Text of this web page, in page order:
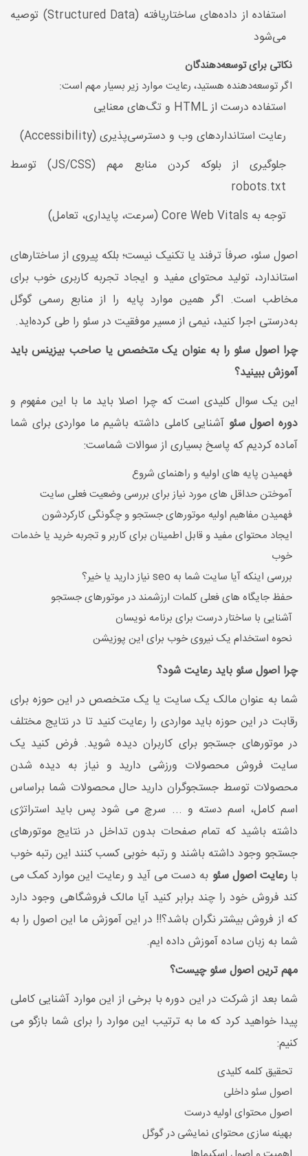
استفاده از داده‌های ساختاریافته (Structured Data) توصیه
می‌شود
نکاتی برای توسعه‌دهندگان
اگر توسعه‌دهنده هستید، رعایت موارد زیر بسیار مهم است:
استفاده درست از HTML و تگ‌های معنایی
رعایت استانداردهای وب و دسترسی‌پذیری (Accessibility)
جلوگیری از بلوکه کردن منابع مهم (JS/CSS) توسط
robots.txt
توجه به Core Web Vitals (سرعت، پایداری، تعامل)
اصول سئو، صرفاً ترفند یا تکنیک نیست؛ بلکه پیروی از ساختارهای
استاندارد، تولید محتوای مفید و ایجاد تجربه کاربری خوب برای
مخاطب است. اگر همین موارد پایه را از منابع رسمی گوگل
به‌درستی اجرا کنید، نیمی از مسیر موفقیت در سئو را طی کرده‌اید.
چرا اصول سئو را به عنوان یک متخصص یا صاحب بیزینس باید
آموزش ببینید؟
این یک سوال کلیدی است که چرا اصلا باید ما با این مفهوم و
دوره اصول سئو آشنایی کاملی داشته باشیم ما مواردی برای شما
آماده کردیم که پاسخ بسیاری از سوالات شماست:
فهمیدن پایه های اولیه و راهنمای شروع
آموختن حداقل های مورد نیاز برای بررسی وضعیت فعلی سایت
فهمیدن مفاهیم اولیه موتورهای جستجو و چگونگی کارکردشون
ایجاد محتوای مفید و قابل اطمینان برای کاربر و تجربه خرید یا خدمات
خوب
بررسی اینکه آیا سایت شما به seo نیاز دارید یا خیر؟
حفظ جایگاه های فعلی کلمات ارزشمند در موتورهای جستجو
آشنایی با ساختار درست برای برنامه نویسان
نحوه استخدام یک نیروی خوب برای این پوزیشن
چرا اصول سئو باید رعایت شود؟
شما به عنوان مالک یک سایت یا یک متخصص در این حوزه برای
رقابت در این حوزه باید مواردی را رعایت کنید تا در نتایج مختلف
در موتورهای جستجو برای کاربران دیده شوید. فرض کنید یک
سایت فروش محصولات ورزشی دارید و نیاز به دیده شدن
محصولات توسط جستجوگران دارید حال محصولات شما براساس
اسم کامل، اسم دسته و ... سرچ می شود پس باید استراتژی
داشته باشید که تمام صفحات بدون تداخل در نتایج موتورهای
جستجو وجود داشته باشند و رتبه خوبی کسب کنند این رتبه خوب
بارعایت اصول سئو به دست می آید و رعایت این موارد کمک می
کند فروش خود را چند برابر کنید آیا مالک فروشگاهی وجود دارد
که از فروش بیشتر نگران باشد؟!! در این آموزش ما این اصول را به
شما به زبان ساده آموزش داده ایم.
مهم ترین اصول سئو چیست؟
شما بعد از شرکت در این دوره با برخی از این موارد آشنایی کاملی
پیدا خواهید کرد که ما به ترتیب این موارد را برای شما بازگو می
کنیم:
تحقیق کلمه کلیدی
اصول سئو داخلی
اصول محتوای اولیه درست
بهینه سازی محتوای نمایشی در گوگل